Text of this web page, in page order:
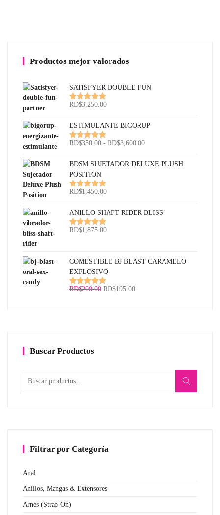
Productos mejor valorados
SATISFYER DOUBLE FUN
Valorado
RD$3,250.00
ESTIMULANTE BIGORUP
Valorado
RD$350.00 - RD$3,600.00Rango
precios:
BDSM SUJETADOR DELUXE PLUSH
POSITION
Valorado
RD$1,450.00
ANILLO SHAFT RIDER BLISS
Valorado
RD$1,875.00
COMESTIBLE BJ BLAST CARAMELO
EXPLOSIVO
Valorado
RD$200.00 El
RD$195.00El
Buscar Productos
Filtrar por Categoría
Anal
Anillos, Mangas & Extensores
Arnés (Strap-On)